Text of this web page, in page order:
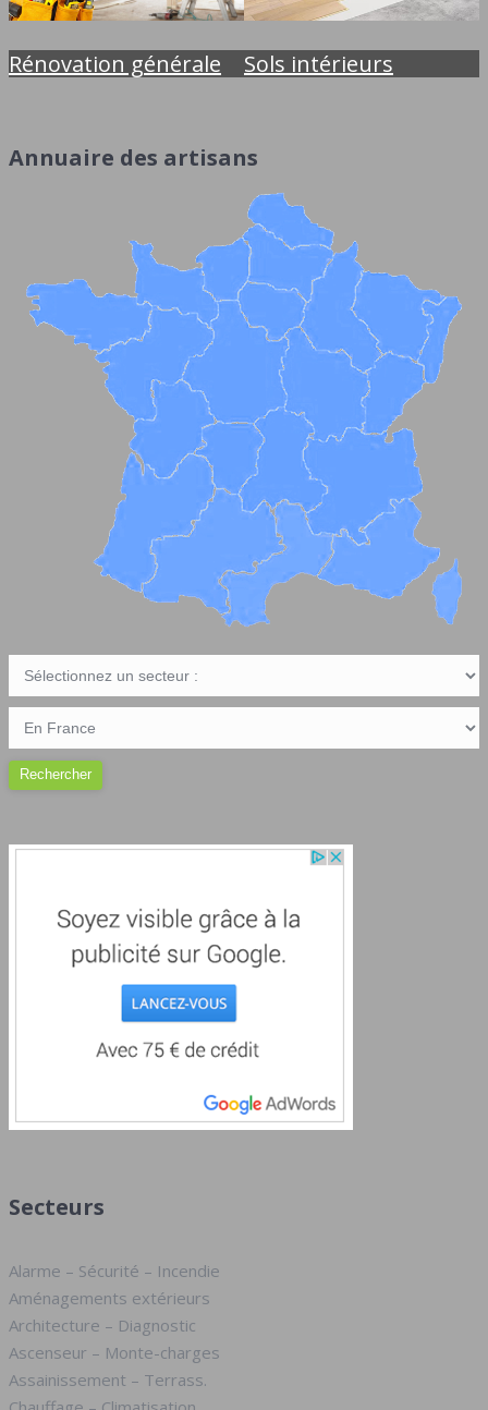
Rénovation générale Sols intérieurs
Annuaire des artisans
Secteurs
Alarme – Sécurité – Incendie
Aménagements extérieurs
Architecture – Diagnostic
Ascenseur – Monte-charges
Assainissement – Terrass.